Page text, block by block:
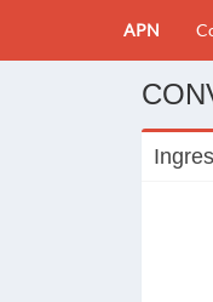
APN